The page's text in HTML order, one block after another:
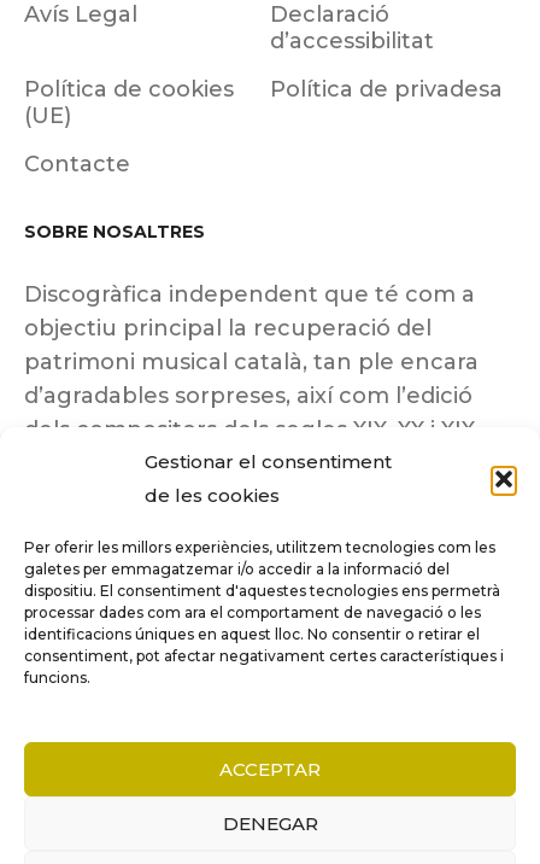
Gestionar el consentiment
de les cookies
Per oferir les millors experiències, utilitzem tecnologies com les
galetes per emmagatzemar i/o accedir a la informació del
dispositiu. El consentiment d'aquestes tecnologies ens permetrà
processar dades com ara el comportament de navegació o les
identificacions úniques en aquest lloc. No consentir o retirar el
consentiment, pot afectar negativament certes característiques i
funcions.
ACCEPTAR
DENEGAR
Avís Legal
Declaració
d’accessibilitat
Política de cookies
(UE)
Política de privadesa
Contacte
SOBRE NOSALTRES
Discogràfica independent que té com a
objectiu principal la recuperació del
patrimoni musical català, tan ple encara
d’agradables sorpreses, així com l’edició
dels compositors dels segles XIX, XX i XIX
insuficientment coneguts.
Tots els drets reservats a ©Columna
Música.
COMPARE (0)